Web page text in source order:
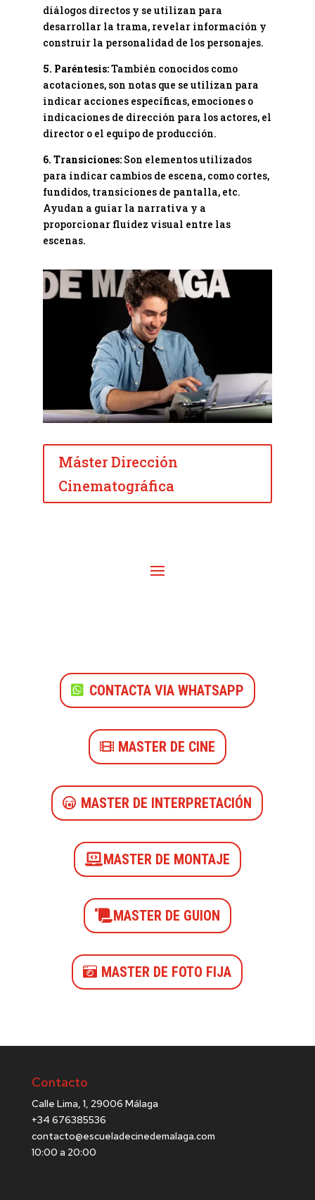
diálogos directos y se utilizan para
desarrollar la trama, revelar información y
construir la personalidad de los personajes.
5. Paréntesis:También conocidos como
acotaciones, son notas que se utilizan para
indicar acciones específicas, emociones o
indicaciones de dirección para los actores, el
director o el equipo de producción.
6. Transiciones:Son elementos utilizados
para indicar cambios de escena, como cortes,
fundidos, transiciones de pantalla, etc.
Ayudan a guiar la narrativa y a
proporcionar fluidez visual entre las
escenas.
Máster Dirección
Cinematográfica
CONTACTA VIA WHATSAPP
MASTER DE CINE
MASTER DE INTERPRETACIÓN
MASTER DE MONTAJE
MASTER DE GUION
MASTER DE FOTO FIJA
Contacto
Calle Lima, 1, 29006 Málaga
+34 676385536
contacto@escueladecinedemalaga.com
10:00 a 20:00